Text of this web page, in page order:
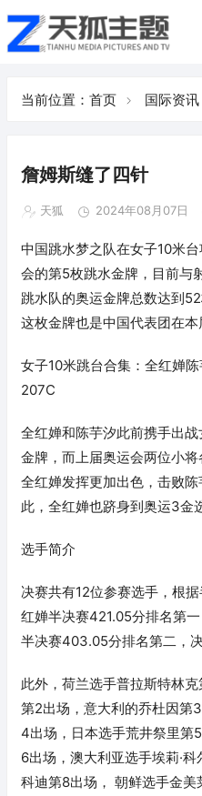
当前位置： 首页 国际资讯
詹姆斯缝了四针
天狐 2024年08月07日
中国跳水梦之队在女子10米
会的第5枚跳水金牌，目前与
跳水队的奥运金牌总数达到
这枚金牌也是中国代表团在本
女子10米跳台合集：全红婵
207C
全红婵和陈芋汐此前携手出
金牌，而上届奥运会两位小
全红婵发挥更加出色，击败
此，全红婵也跻身到奥运3金
选手简介
决赛共有12位参赛选手，根
红婵半决赛421.05分排名第
半决赛403.05分排名第二，决
此外，荷兰选手普拉斯特林
第2出场，意大利的乔杜因第
4出场，日本选手荒井祭里第
6出场，澳大利亚选手埃莉·
科迪第8出场， 朝鲜选手金